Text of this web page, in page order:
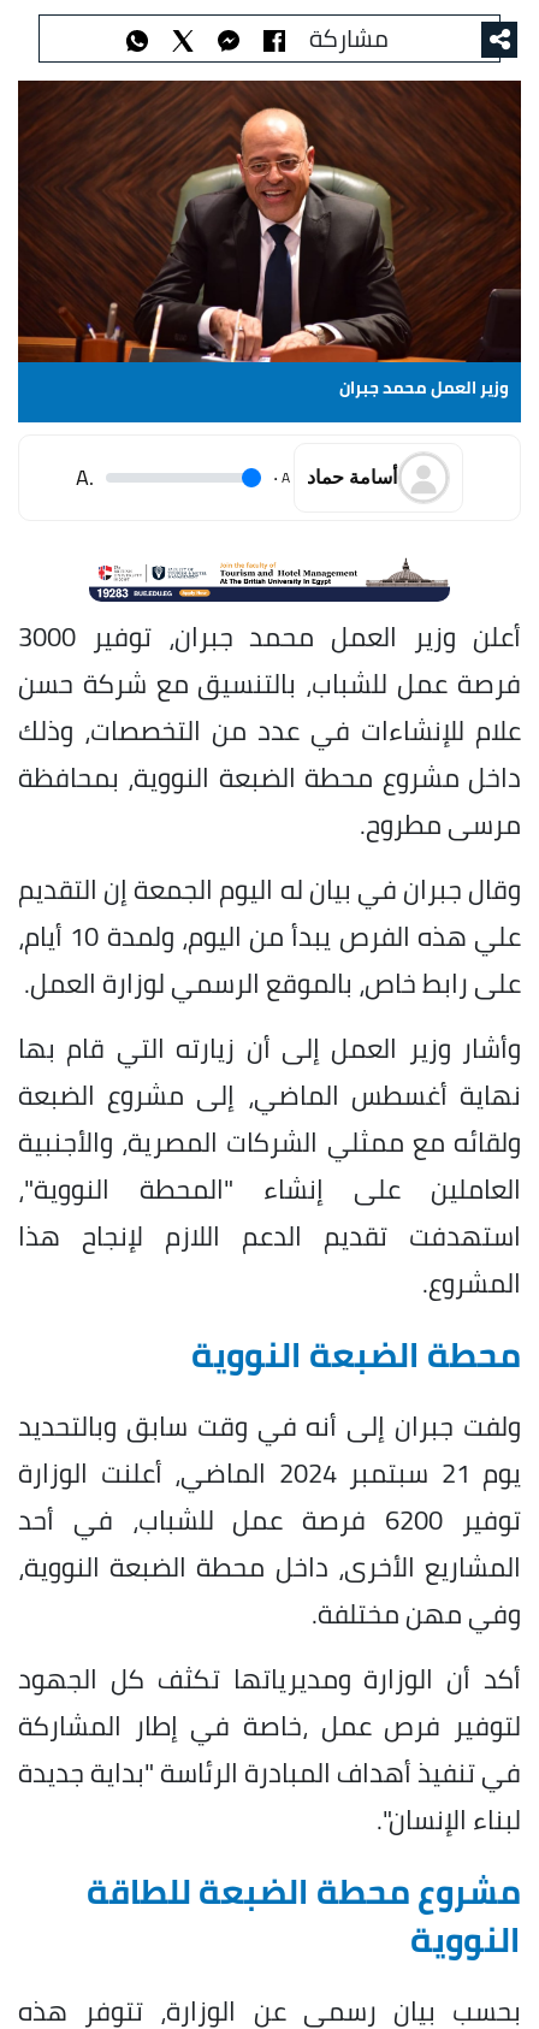
مشاركة
وزير العمل محمد جبران
أسامة حماد A
.
.A
أعلن وزير العمل محمد جبران، توفير 3000
فرصة عمل للشباب، بالتنسيق مع شركة حسن
علام للإنشاءات في عدد من التخصصات، وذلك
داخل مشروع محطة الضبعة النووية، بمحافظة
مرسى مطروح.
وقال جبران في بيان له اليوم الجمعة إن التقديم
علي هذه الفرص يبدأ من اليوم، ولمدة 10 أيام،
على رابط خاص، بالموقع الرسمي لوزارة العمل.
وأشار وزير العمل إلى أن زيارته التي قام بها
نهاية أغسطس الماضي، إلى مشروع الضبعة
ولقائه مع ممثلي الشركات المصرية، والأجنبية
العاملين على إنشاء "المحطة النووية"،
استهدفت تقديم الدعم اللازم لإنجاح هذا
المشروع.
محطة الضبعة النووية
ولفت جبران إلى أنه في وقت سابق وبالتحديد
يوم 21 سبتمبر 2024 الماضي، أعلنت الوزارة
توفير 6200 فرصة عمل للشباب، في أحد
المشاريع الأخرى، داخل محطة الضبعة النووية،
وفي مهن مختلفة.
أكد أن الوزارة ومديرياتها تكثف كل الجهود
لتوفير فرص عمل ،خاصة في إطار المشاركة
في تنفيذ أهداف المبادرة الرئاسة "بداية جديدة
لبناء الإنسان".
مشروع محطة الضبعة للطاقة
النووية
بحسب بيان رسمي عن الوزارة، تتوفر هذه